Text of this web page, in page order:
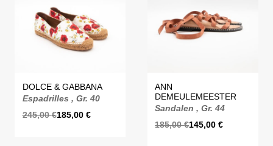
DOLCE & GABBANA
Espadrilles , Gr. 40
245,00€185,00 €
ANN
DEMEULEMEESTER
Sandalen , Gr. 44
185,00€145,00€